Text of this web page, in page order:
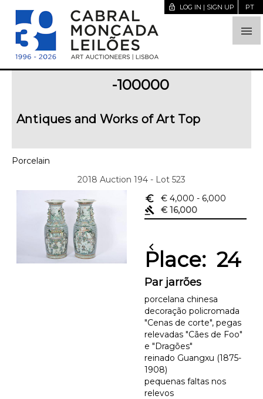

lock_open LOG IN | SIGN UP PT
-100000
Antiques and Works of Art Top
Porcelain
2018 Auction 194 - Lot 523
euro_symbol
€ 4,000 - 6,000
gavel
€ 16,000
chevron_left
Place: 24
Par jarrões
porcelana chinesa
decoração policromada
"Cenas de corte", pegas
relevadas "Cães de Foo"
e "Dragões"
reinado Guangxu (1875-
1908)
pequenas faltas nos
relevos